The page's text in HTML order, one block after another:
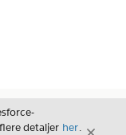
detaljer her.